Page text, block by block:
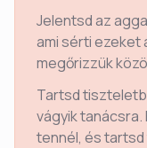
Jelentsd az
ami sérti ezeket
megőrizzük
Tartsd
vágyik
tennél, és